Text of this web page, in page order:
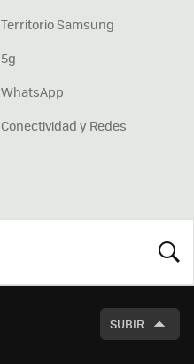
Territorio Samsung
5g
WhatsApp
Conectividad y Redes
SUBIR